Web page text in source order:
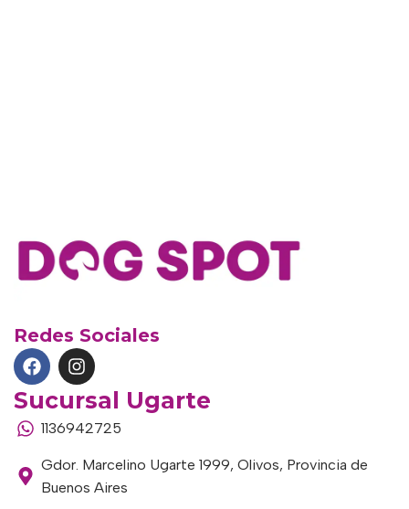
Redes Sociales
Sucursal Ugarte
1136942725
Gdor. Marcelino Ugarte 1999, Olivos, Provincia de
Buenos Aires